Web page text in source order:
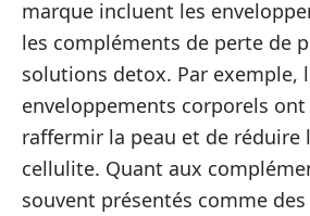
marque incluent les
les compléments de perte de
solutions detox. Par exemple,
enveloppements corporels
raffermir la peau et de réduire
cellulite. Quant aux
souvent présentés comme